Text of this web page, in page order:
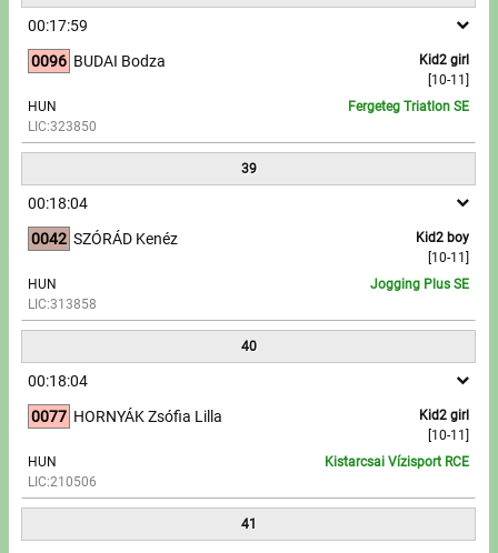
00:17:59
0096
Kid2 girl
[10-11]
BUDAI Bodza
HUN
LIC:323850
Fergeteg Triatlon SE
39
00:18:04
0042
Kid2 boy
[10-11]
SZÓRÁD Kenéz
HUN
LIC:313858
Jogging Plus SE
40
00:18:04
0077
Kid2 girl
[10-11]
HORNYÁK Zsófia Lilla
HUN
LIC:210506
Kistarcsai Vízisport RCE
41